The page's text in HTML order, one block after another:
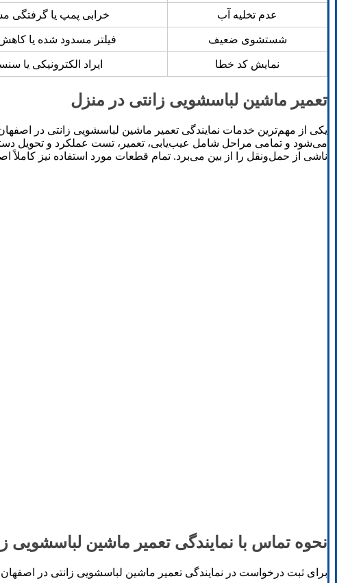
عدم تخلیه آب خرابی پمپ یا گرفتگی
شستشوی ضعیف فیلتر مسدود شده یا
نمایش کد خطا ایراد الکترونیکی یا
تعمیر ماشین لباسشویی زانتی در منزل
یکی از مهم‌ترین خدمات نمایندگی تعمیر ماشین لباسشویی زانتی در
می‌شود و تمامی مراحل شامل عیب‌یابی، تعمیر، تست عملکرد و تحویل
ناشی از حمل‌ونقل را از بین می‌برد. تمام قطعات مورد استفاده نیز
نحوه تماس با نمایندگی تعمیر ماشین لباسشویی
برای ثبت درخواست در نمایندگی تعمیر ماشین لباسشویی زانتی در